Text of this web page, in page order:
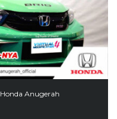
Honda Anugerah